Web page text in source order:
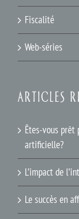
Fiscalité
Web-séries
ARTICLES
Êtes-vous
artificielle?
L’impact de
Le succès en